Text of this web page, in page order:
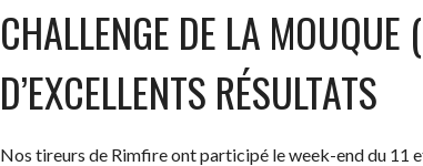
CHALLENGE DE LA MOUQUE
D’EXCELLENTS RÉSULTATS
Nos tireurs de Rimfire ont participé le week-end du 11